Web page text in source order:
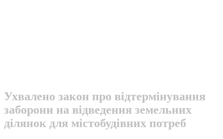
Ухвалено закон про відтермінування
заборони на відведення земельних
ділянок для містобудівних потреб